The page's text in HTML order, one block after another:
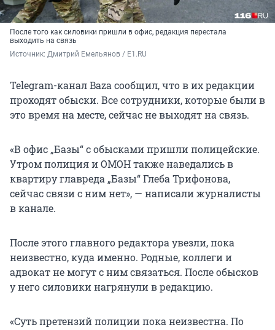
После того как силовики пришли в офис, редакция перестала
выходить на связь
Источник: Дмитрий Емельянов / E1.RU
Telegram-канал Baza сообщил, что в их редакции
проходят обыски. Все сотрудники, которые были в
это время на месте, сейчас не выходят на связь.
«В офис „Базы“ с обысками пришли полицейские.
Утром полиция и ОМОН также наведались в
квартиру главреда „Базы“ Глеба Трифонова,
сейчас связи с ним нет», — написали журналисты
в канале.
После этого главного редактора увезли, пока
неизвестно, куда именно. Родные, коллеги и
адвокат не могут с ним связаться. После обысков
у него силовики нагрянули в редакцию.
«Суть претензий полиции пока неизвестна. По